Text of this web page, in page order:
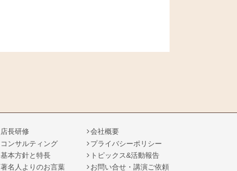
店長研修
コンサルティング
基本方針と特長
著名人よりのお言葉
会社概要
プライバシーポリシー
トピックス&活動報告
お問い合せ・講演ご依頼